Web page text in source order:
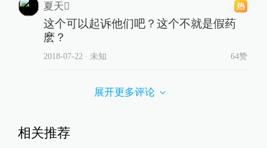
夏天
这个可以起诉他们吧？这个不就是假药
麽？
2018-07-22 ∙ 未知 64赞
展开更多评论
相关推荐